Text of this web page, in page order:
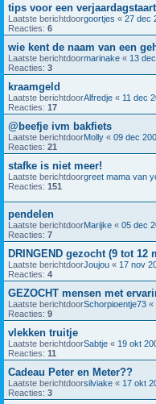
tips voor een
Laatste berichtdoorgoortjes « 27 dec
Reacties: 6
wie kent de naam van een
Laatste berichtdoormarinake « 13
Reacties: 3
kraamgeld
Laatste berichtdoorAlfredje « 11 dec
Reacties: 17
@beefje ivm bakfiets
Laatste berichtdoorMolly « 09 dec
Reacties: 21
stafke is niet meer!
Laatste berichtdoorgreet mama van
Reacties: 151
pendelen
Laatste berichtdoorMarijke « 05 dec
Reacties: 7
DRINGEND gezocht (9 tot 12
Laatste berichtdoorJoujou « 17 nov
Reacties: 4
GEZOCHT mensen met
Laatste berichtdoorSchorpioentje73 «
Reacties: 9
vlekken truitje
Laatste berichtdoorSabtje « 19 okt
Reacties: 11
Cadeau Peter en Meter??
Laatste berichtdoorsilviake « 17 okt
Reacties: 3